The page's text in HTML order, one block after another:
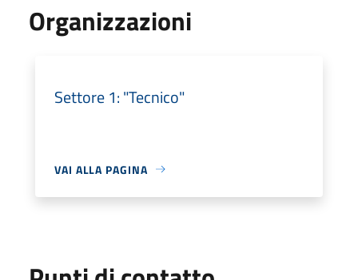
Organizzazioni
Settore 1: "Tecnico"
VAI ALLA PAGINA